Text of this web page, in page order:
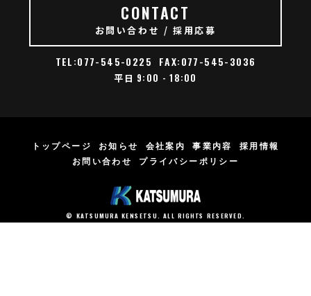
CONTACT
お問い合わせ / 採用応募
TEL:077-545-0225 FAX:077-545-3036
平日 9:00 - 18:00
© KATSUMURA KENSETSU. ALL RIGHTS RESERVED.
トップページ お知らせ 会社案内 事業内容
採用情報
お問い合わせ
プライバシーポリシー